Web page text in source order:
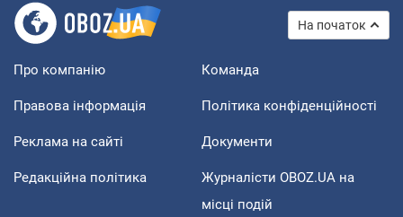
На початок
Про компанію Команда
Правова інформація Політика конфіденційності
Реклама на сайті Документи
Редакційна політика
Журналісти OBOZ.UA на
місці подій